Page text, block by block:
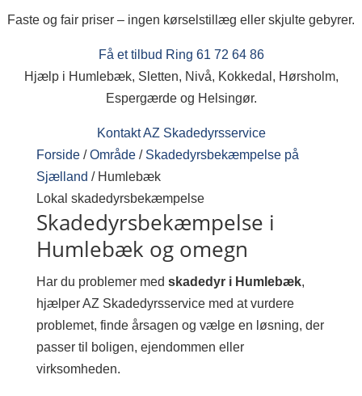
Faste og fair priser – ingen kørselstillæg eller skjulte gebyrer.
Få et tilbud Ring 61 72 64 86
Hjælp i Humlebæk, Sletten, Nivå, Kokkedal, Hørsholm,
Espergærde og Helsingør.
Kontakt AZ Skadedyrsservice
Forside / Område / Skadedyrsbekæmpelse på
Sjælland / Humlebæk
Lokal skadedyrsbekæmpelse
Skadedyrsbekæmpelse i
Humlebæk og omegn
Har du problemer med skadedyr i Humlebæk,
hjælper AZ Skadedyrsservice med at vurdere
problemet, finde årsagen og vælge en løsning, der
passer til boligen, ejendommen eller
virksomheden.